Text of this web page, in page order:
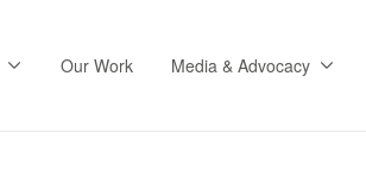
Our Work Media & Advocacy